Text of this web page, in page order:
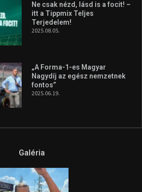
Ne csak nézd, lásd is a focit! –
itt a Tippmix Teljes
Terjedelem!
2025.08.05.
„A Forma-1-es Magyar
Nagydíj az egész nemzetnek
fontos”
2025.06.19.
Galéria